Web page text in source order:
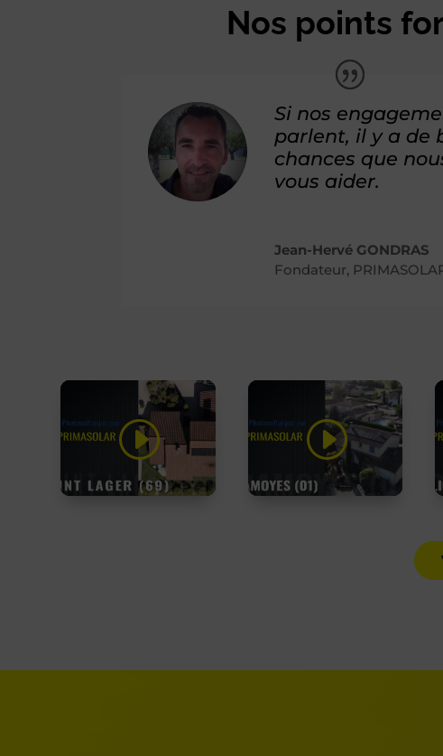
Nos points
Si nos
parlent, il y a de
chances que
vous aider.
Jean-Hervé GONDRAS
Fondateur,
Cliquez sur
« J’accepte » pour
activer Youtube
Politique de cookies
J’accepte
Cliquez sur
« J’accepte » pour
activer Youtube
Politique de cookies
J’accepte